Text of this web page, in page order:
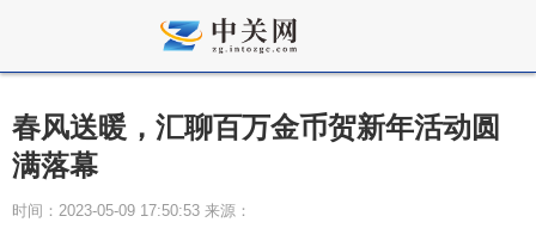
春风送暖，汇聊百万金币贺新年活动圆
满落幕
时间：2023-05-09 17:50:53 来源：